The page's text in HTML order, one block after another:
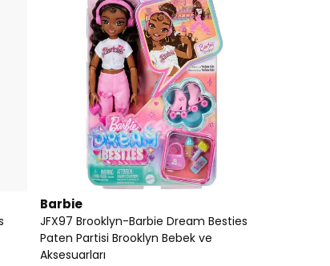
Barbie
JFX97 Brooklyn-Barbie Dream Besties
Paten Partisi Brooklyn Bebek ve
Aksesuarları